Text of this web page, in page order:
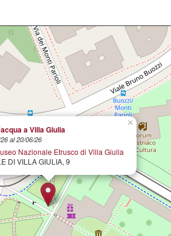
×
a Villa Giulia
al 20/06/26
Nazionale Etrusco di Villa Giulia
DI VILLA GIULIA, 9